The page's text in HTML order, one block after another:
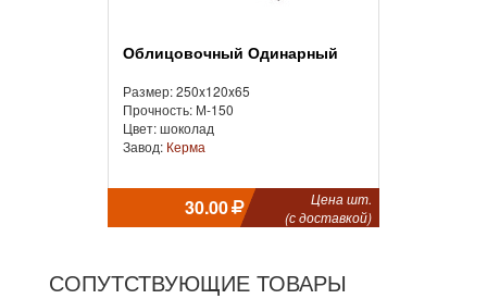
Облицовочный Одинарный
Размер: 250x120x65
Прочность: М-150
Цвет: шоколад
Завод: Керма
30.00
Цена шт.
(с доставкой)
СОПУТСТВУЮЩИЕ ТОВАРЫ